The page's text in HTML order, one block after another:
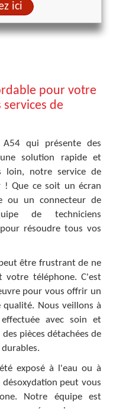
ici
pour votre
services de
A54 qui présente des
solution rapide et
loin, notre service de
! Que ce soit un écran
ou un connecteur de
de techniciens
résoudre tous vos
être frustrant de ne
votre téléphone. C'est
pour vous offrir un
Nous veillons à
avec soin et
pièces détachées de
exposé à l'eau ou à
peut vous
Notre équipe est